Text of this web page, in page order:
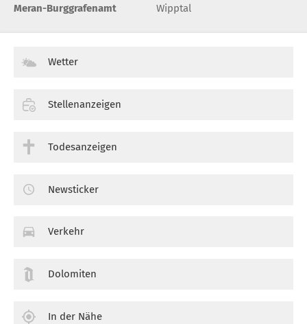
Meran-Burggrafenamt Wipptal
Wetter
Stellenanzeigen
Todesanzeigen
Newsticker
Verkehr
Dolomiten
In der Nähe